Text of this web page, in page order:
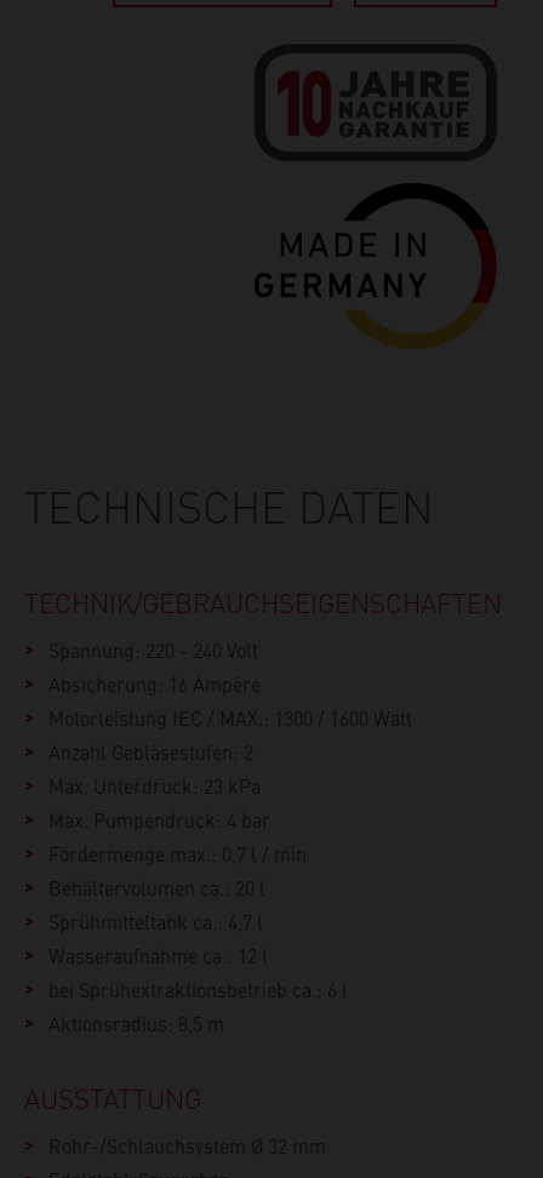
TECHNISCHE DATEN
TECHNIK/GEBRAUCHS­EIGENSCHAFTEN
Spannung: 220 - 240 Volt
Absicherung: 16 Ampère
Motorleistung IEC / MAX.: 1300 / 1600 Watt
Anzahl Gebläsestufen: 2
Max. Unterdruck: 23 kPa
Max. Pumpendruck: 4 bar
Fördermenge max.: 0,7 l / min
Behältervolumen ca.: 20 l
Sprühmitteltank ca.: 4,7 l
Wasseraufnahme ca.: 12 l
bei Sprühextraktionsbetrieb ca.: 6 l
Aktionsradius: 8,5 m
AUSSTATTUNG
Rohr-/Schlauchsystem Ø 32 mm